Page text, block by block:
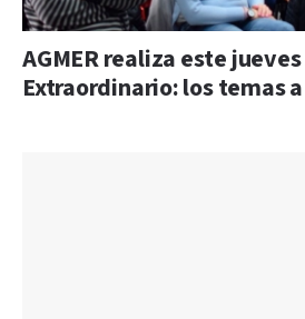
AGMER realiza este
Extraordinario: los temas